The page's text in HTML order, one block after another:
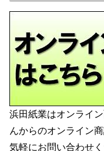
浜田紙業はオンライ
んからのオンライン
気軽にお問い合わせく